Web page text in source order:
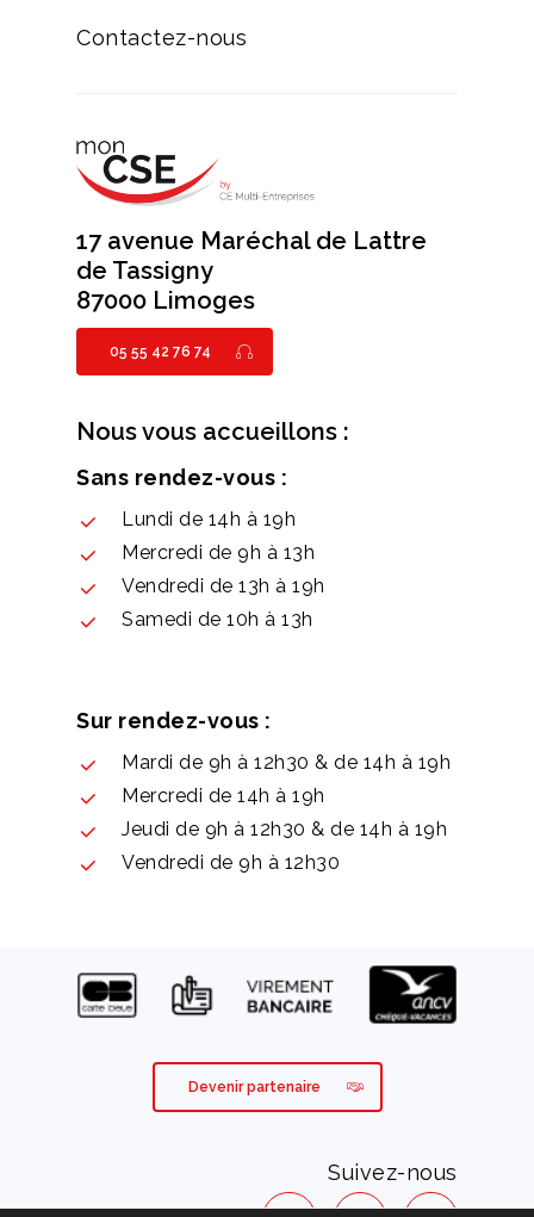
Contactez-nous
17 avenue Maréchal de Lattre
de Tassigny
87000 Limoges
05 55 42 76 74
Nous vous accueillons :
Sans rendez-vous :
Lundi de 14h à 19h
Mercredi de 9h à 13h
Vendredi de 13h à 19h
Samedi de 10h à 13h
Sur rendez-vous :
Mardi de 9h à 12h30 & de 14h à 19h
Mercredi de 14h à 19h
Jeudi de 9h à 12h30 & de 14h à 19h
Vendredi de 9h à 12h30
Devenir partenaire
Suivez-nous